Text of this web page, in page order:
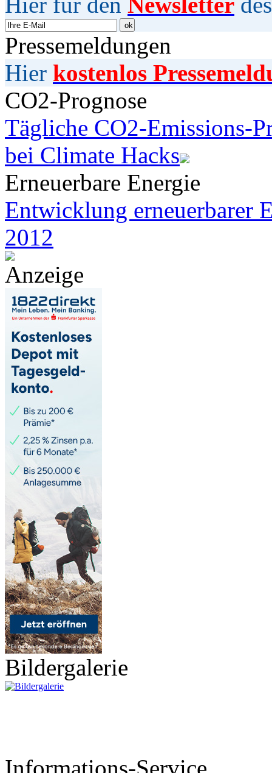
Pressemeldungen
Hier kostenlos
CO2-Prognose
Tägliche CO2-Emissions-
bei Climate Hacks
Erneuerbare Energie
Entwicklung erneuerbarer
2012
Anzeige
Bildergalerie